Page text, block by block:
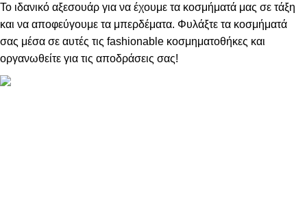
Το ιδανικό αξεσουάρ για να έχουμε τα κοσμήματά μας σε τάξη
και να αποφεύγουμε τα μπερδέματα. Φυλάξτε τα κοσμήματά
σας μέσα σε αυτές τις fashionable κοσμηματοθήκες και
οργανωθείτε για τις αποδράσεις σας!